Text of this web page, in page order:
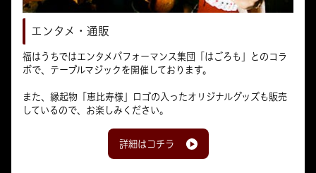
エンタメ・通販
福はうちではエンタメパフォーマンス集団「はごろも」とのコラ
ボで、テーブルマジックを開催しております。
また、縁起物「恵比寿様」ロゴの入ったオリジナルグッズも販売
しているので、お楽しみください。
詳細はコチラ